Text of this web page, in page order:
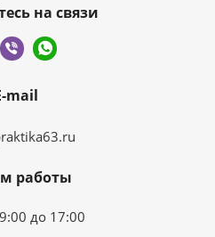
на связи
mail
работы
до 17:00